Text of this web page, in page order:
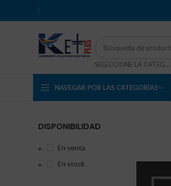
SELECCIONE LA CATEGORÍA
NAVEGAR POR LAS CATEGORÍAS
DISPONIBILIDAD
En venta
En stock